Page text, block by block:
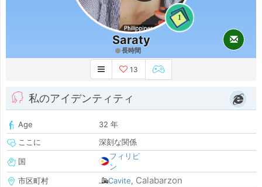
1
Saraty
長時間
13
私のアイデンティティ
Age
32 年
ここに
深刻な関係
国
フィリピ
ン
市区町村
Cavite, Calabarzon